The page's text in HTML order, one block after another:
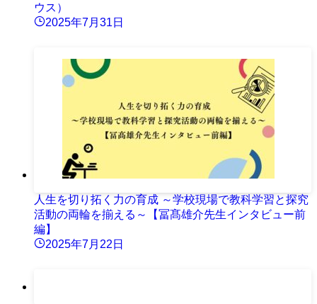
ウス）
2025年7月31日
人生を切り拓く力の育成 ～学校現場で教科学習と探究
活動の両輪を揃える～【冨髙雄介先生インタビュー前
編】
2025年7月22日